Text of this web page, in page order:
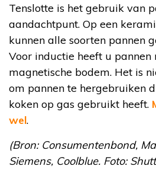
Tenslotte is het gebruik van
aandachtpunt. Op een
kunnen alle soorten pannen
Voor inductie heeft u pannen
magnetische bodem. Het is
om pannen te hergebruiken
koken op gas gebruikt heeft.
wel.
(Bron: Consumentenbond,
Siemens, Coolblue. Foto: